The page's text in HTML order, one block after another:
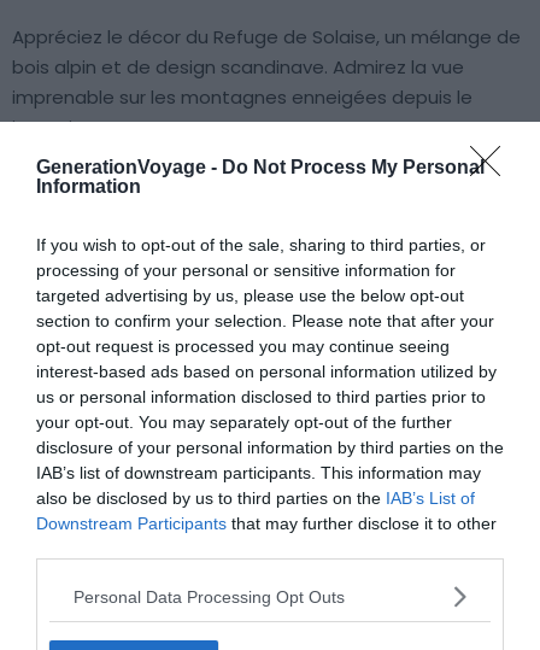
GenerationVoyage - Do Not Process My Personal
Information
If you wish to opt-out of the sale, sharing to third parties, or
processing of your personal or sensitive information for
targeted advertising by us, please use the below opt-out
section to confirm your selection. Please note that after your
opt-out request is processed you may continue seeing
interest-based ads based on personal information utilized by
us or personal information disclosed to third parties prior to
your opt-out. You may separately opt-out of the further
disclosure of your personal information by third parties on the
IAB’s list of downstream participants. This information may
also be disclosed by us to third parties on the IAB’s List of
Downstream Participants that may further disclose it to other
Personal Data Processing Opt Outs
Appréciez le décor du Refuge de Solaise, un mélange de
bois alpin et de design scandinave. Admirez la vue
imprenable sur les montagnes enneigées depuis le
jacuzzi.
À lire aussi sur le guide Les sports d'hiver
dans les Alpes :
Les 9 meilleures stations de ski des Alpes
Les 7 stations de ski pour faire la fête dans les Alpes
Les 5 stations les plus chères des Alpes (prix du
forfait)
Les 5 stations de ski les plus éco-responsables des
Alpes